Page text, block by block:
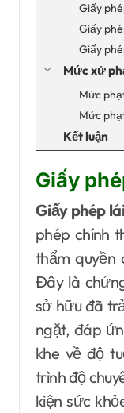
Giấy
Giấy
Giấy
Mức xử
Mức
Mức
Kết luận
Giấy
Giấy phép
phép chính
thẩm quyền
Đây là
sở hữu đã
ngặt, đáp
khe về độ
trình độ
kiện sức